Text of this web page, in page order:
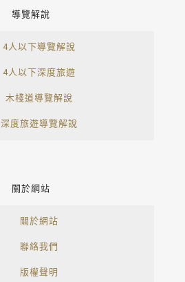
導覽解說
4人以下導覽解說
4人以下深度旅遊
木棧道導覽解說
深度旅遊導覽解說
關於網站
關於網站
聯絡我們
版權聲明